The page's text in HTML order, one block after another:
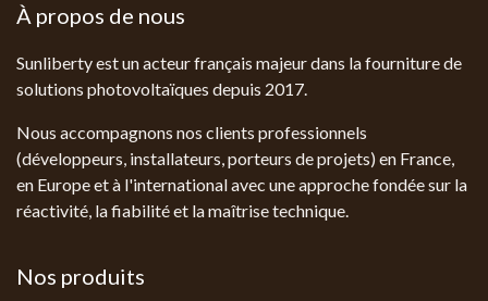
À propos de nous
Sunliberty est un acteur français majeur dans la fourniture de
solutions photovoltaïques depuis 2017.
Nous accompagnons nos clients professionnels
(développeurs, installateurs, porteurs de projets) en France,
en Europe et à l'international avec une approche fondée sur la
réactivité, la fiabilité et la maîtrise technique.
Nos produits